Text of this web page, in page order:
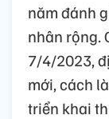
năm đánh
nhân rộng.
7/4/2023,
mới, cách
triển khai